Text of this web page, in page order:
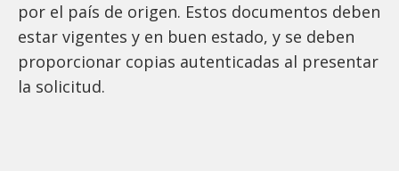
por el país de origen. Estos documentos deben
estar vigentes y en buen estado, y se deben
proporcionar copias autenticadas al presentar
la solicitud.